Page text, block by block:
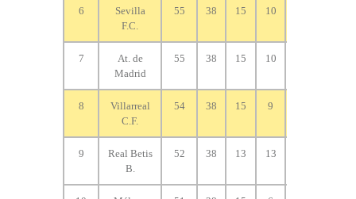
6
Sevilla
F.C.
55 38 15 10
7
At. de
Madrid
55 38 15 10
8
Villarreal
C.F.
54 38 15 9
9
Real Betis
B.
52 38 13 13